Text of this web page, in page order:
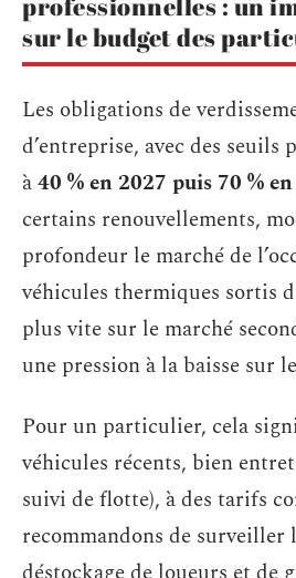
sur le budget des
Les obligations de
d’entreprise, avec des seuils
à40 % en 2027 puis 70 %
certains renouvellements,
profondeur le marché de
véhicules thermiques sortis
plus vite sur le marché
une pression à la baisse sur
Pour un particulier, cela
véhicules récents, bien
suivi de flotte), à des tarifs
recommandons de surveiller